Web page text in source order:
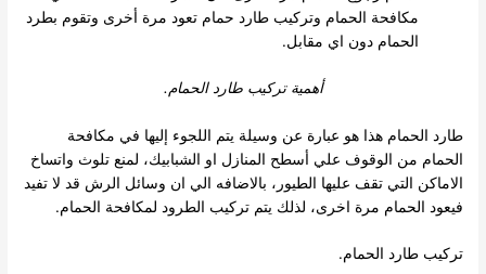
مكافحة الحمام وتركيب طارد حمام تعود مرة أخرى وتقوم بطرد
الحمام دون اي مقابل.
أهمية تركيب طارد الحمام.
طارد الحمام هذا هو عبارة عن وسيلة يتم اللجوء إليها في مكافحة
الحمام من الوقوف علي أسطح المنازل او الشبابيك، لمنع تلوث واتساخ
الاماكن التي تقف عليها الطيور، بالاضافه الي ان وسائل الرش قد لا تفيد
فيعود الحمام مرة اخرى، لذلك يتم تركيب الطرود لمكافحة الحمام.
تركيب طارد الحمام.